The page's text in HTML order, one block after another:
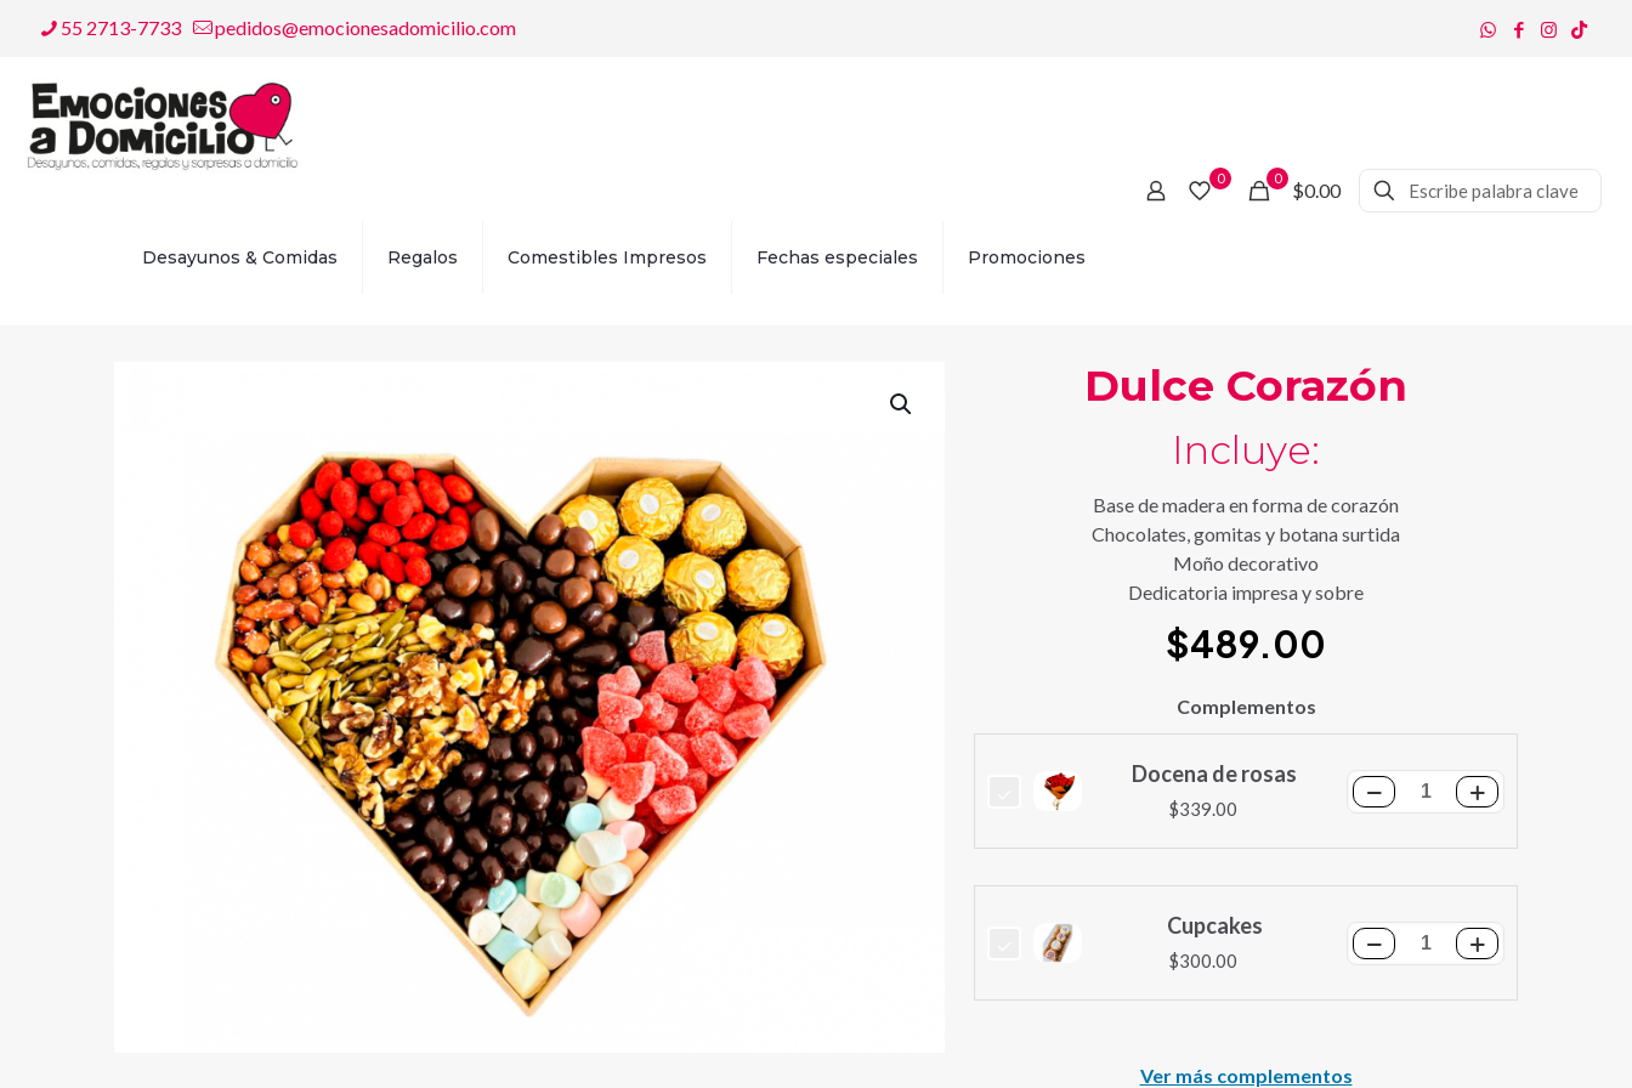
55 2713-7733 pedidos@emocionesadomicilio.com
Desayunos & Comidas Regalos Comestibles Impresos Fechas especiales Promociones
0 0
$0.00
Dulce Corazón
Incluye:
Base de madera en forma de corazón
Chocolates, gomitas y botana surtida
Moño decorativo
Dedicatoria impresa y sobre
$489.00
Complementos
Docena de rosas
$339.00
Docena
cantidad
Cupcakes
$300.00
Cupcakes
Ver más complementos